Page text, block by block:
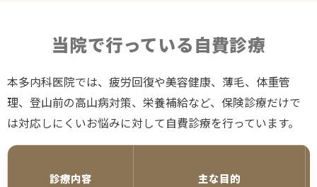
当院で行っている自費診療
本多内科医院では、疲労回復や美容健康、薄毛、体重管
理、登山前の高山病対策、栄養補給など、保険診療だけで
は対応しにくいお悩みに対して自費診療を行っています。
診療内容 主な目的